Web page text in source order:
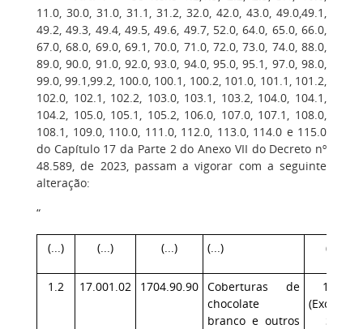
11.0, 30.0, 31.0, 31.1, 31.2, 32.0, 42.0, 43.0, 49.0,49.1,
49.2, 49.3, 49.4, 49.5, 49.6, 49.7, 52.0, 64.0, 65.0, 66.0,
67.0, 68.0, 69.0, 69.1, 70.0, 71.0, 72.0, 73.0, 74.0, 88.0,
89.0, 90.0, 91.0, 92.0, 93.0, 94.0, 95.0, 95.1, 97.0, 98.0,
99.0, 99.1,99.2, 100.0, 100.1, 100.2, 101.0, 101.1, 101.2,
102.0, 102.1, 102.2, 103.0, 103.1, 103.2, 104.0, 104.1,
104.2, 105.0, 105.1, 105.2, 106.0, 107.0, 107.1, 108.0,
108.1, 109.0, 110.0, 111.0, 112.0, 113.0, 114.0 e 115.0
do Capítulo 17 da Parte 2 do Anexo VII do Decreto nº
48.589, de 2023, passam a vigorar com a seguinte
alteração:
“
(...) (...) (...) (...) (...)
1 .2 17.001.02 1704.90.90 Coberturas de
chocolate
branco e outros
17.1
(Exceção:
SP)